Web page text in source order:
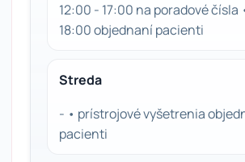
12:00 - 17:00 na poradové čísla
18:00 objednaní pacienti
Streda
- • prístrojové vyšetrenia
pacienti